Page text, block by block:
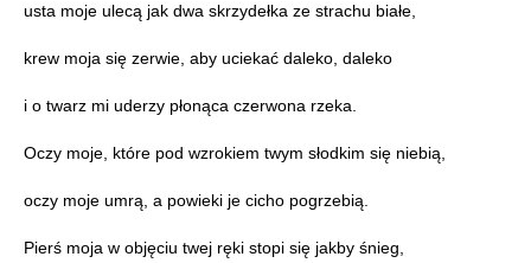
usta moje ulecą jak dwa skrzydełka ze strachu białe,
krew moja się zerwie, aby uciekać daleko, daleko
i o twarz mi uderzy płonąca czerwona rzeka.
Oczy moje, które pod wzrokiem twym słodkim się niebią,
oczy moje umrą, a powieki je cicho pogrzebią.
Pierś moja w objęciu twej ręki stopi się jakby śnieg,